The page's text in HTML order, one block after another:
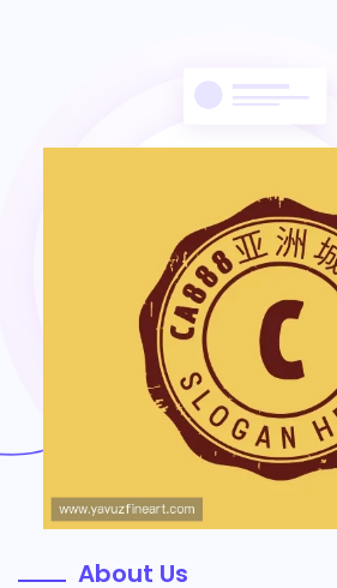
About Us